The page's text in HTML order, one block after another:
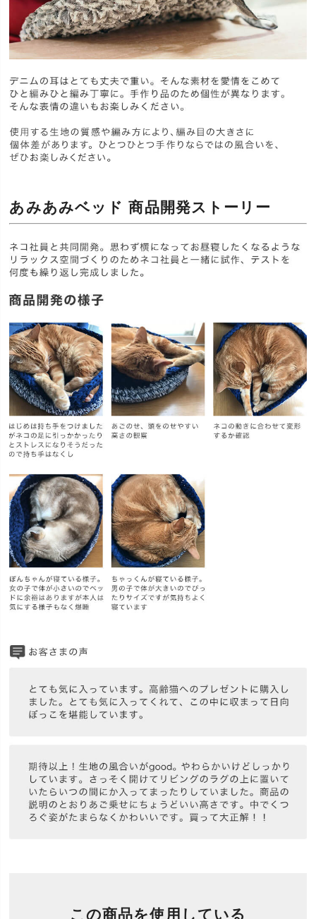
あみあみベッド 商品開発ストーリー
この商品を使用している